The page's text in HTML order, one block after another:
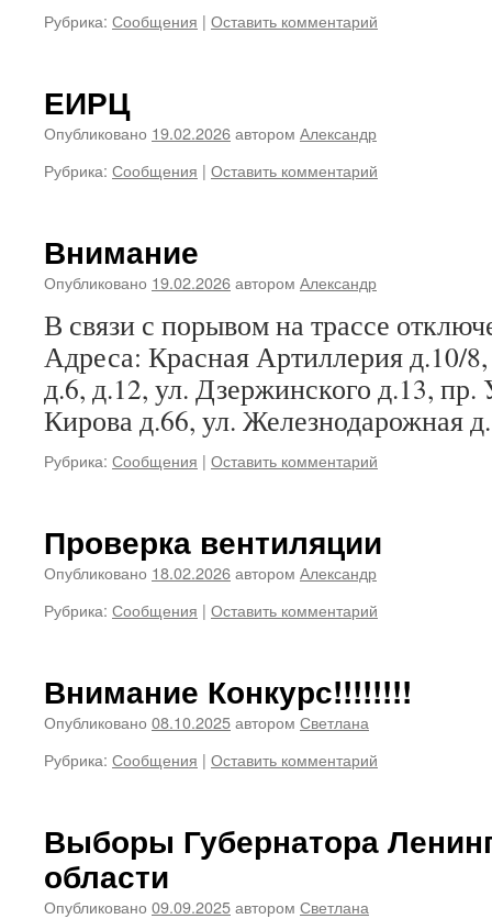
Рубрика: Сообщения | Оставить комментарий
ЕИРЦ
Опубликовано 19.02.2026автором Александр
Рубрика: Сообщения | Оставить комментарий
Внимание
Опубликовано 19.02.2026автором Александр
В связи с порывом на трассе
Адреса: Красная Артиллерия д.10/
д.6, д.12, ул. Дзержинского д.13, пр.
Кирова д.66, ул. Железнодарожная
Рубрика: Сообщения | Оставить комментарий
Проверка вентиляции
Опубликовано 18.02.2026автором Александр
Рубрика: Сообщения | Оставить комментарий
Внимание Конкурс!!!!!!!!
Опубликовано 08.10.2025автором Светлана
Рубрика: Сообщения | Оставить комментарий
Выборы Губернатора
области
Опубликовано 09.09.2025автором Светлана